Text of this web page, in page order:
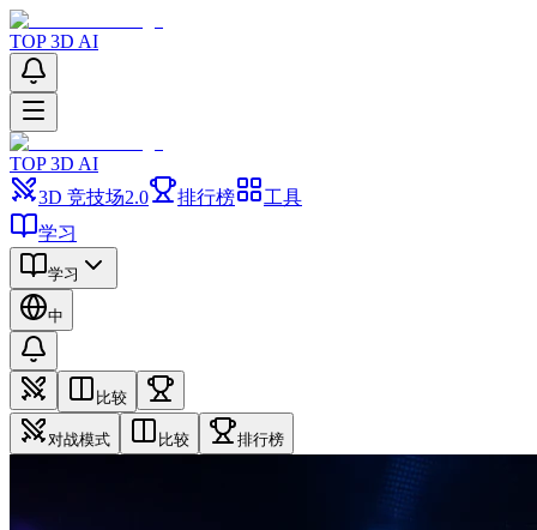
TOP 3D AI
TOP 3D AI
3D 竞技场2.0 排行榜
工具
学习
学习
中
比较
对战模式 比较 排行榜